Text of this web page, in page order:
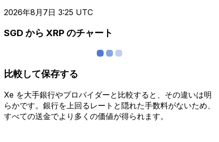
2026年8月7日 3:25 UTC
SGD から XRP のチャート
比較して保存する
Xe を大手銀行やプロバイダーと比較すると、その違いは明
らかです。銀行を上回るレートと隠れた手数料がないため、
すべての送金でより多くの価値が得られます。